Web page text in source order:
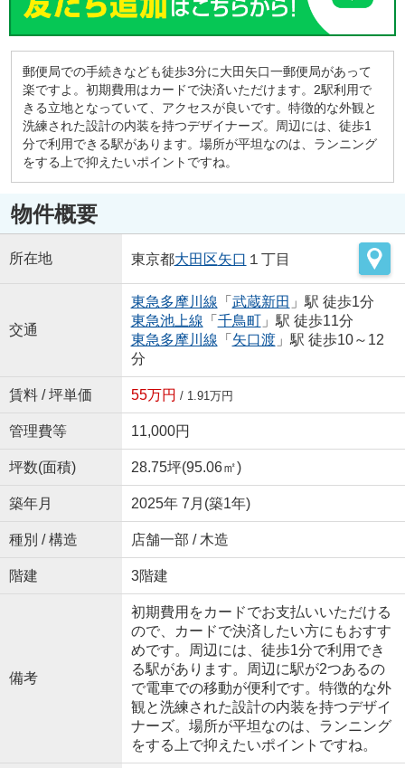
郵便局での手続きなども徒歩3分に大田矢口一郵便局があって
楽ですよ。初期費用はカードで決済いただけます。2駅利用で
きる立地となっていて、アクセスが良いです。特徴的な外観と
洗練された設計の内装を持つデザイナーズ。周辺には、徒歩1
分で利用できる駅があります。場所が平坦なのは、ランニング
をする上で抑えたいポイントですね。
物件概要
所在地 東京都大田区矢口 １丁目
交通
東急多摩川線 「 武蔵新田 」駅 徒歩1分
東急池上線 「 千鳥町」駅 徒歩11分
東急多摩川線 「 矢口渡」駅 徒歩10～12
分
賃料 / 坪単価 55万円 / 1.91万円
管理費等 11,000円
坪数(面積) 28.75坪(95.06㎡)
築年月 2025年 7月(築1年)
種別 / 構造 店舗一部 / 木造
階建 3階建
備考
初期費用をカードでお支払いいただける
ので、カードで決済したい方にもおすす
めです。周辺には、徒歩1分で利用でき
る駅があります。周辺に駅が2つあるの
で電車での移動が便利です。特徴的な外
観と洗練された設計の内装を持つデザイ
ナーズ。場所が平坦なのは、ランニング
をする上で抑えたいポイントですね。